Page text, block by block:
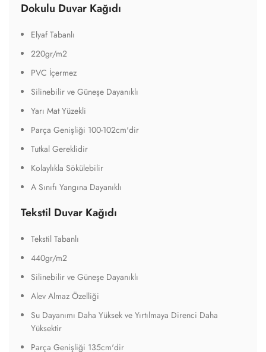
Dokulu Duvar Kağıdı
Elyaf Tabanlı
220gr/m2
PVC İçermez
Silinebilir ve Güneşe Dayanıklı
Yarı Mat Yüzekli
Parça Genişliği 100-102cm'dir
Tutkal Gereklidir
Kolaylıkla Sökülebilir
A Sınıfı Yangına Dayanıklı
Tekstil Duvar Kağıdı
Tekstil Tabanlı
440gr/m2
Silinebilir ve Güneşe Dayanıklı
Alev Almaz Özelliği
Su Dayanımı Daha Yüksek ve Yırtılmaya Direnci Daha
Yüksektir
Parça Genişliği 135cm'dir